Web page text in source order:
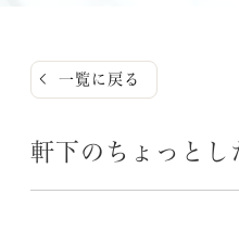
一覧に戻る
軒下のちょっとし